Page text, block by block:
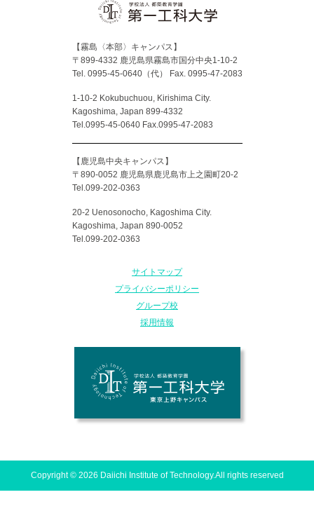
【霧島〈本部〉キャンパス】
〒899-4332 鹿児島県霧島市国分中央1-10-2
Tel. 0995-45-0640（代）
Fax. 0995-47-2083
1-10-2 Kokubuchuou, Kirishima City.
Kagoshima, Japan 899-4332
Tel.0995-45-0640 Fax.0995-47-2083
【鹿児島中央キャンパス】
〒890-0052 鹿児島県鹿児島市上之園町20-2
Tel.099-202-0363
20-2 Uenosonocho, Kagoshima City.
Kagoshima, Japan 890-0052
Tel.099-202-0363
サイトマップ
プライバシーポリシー
グループ校
採用情報
Copyright © 2026 Daiichi Institute of Technology.All rights reserved